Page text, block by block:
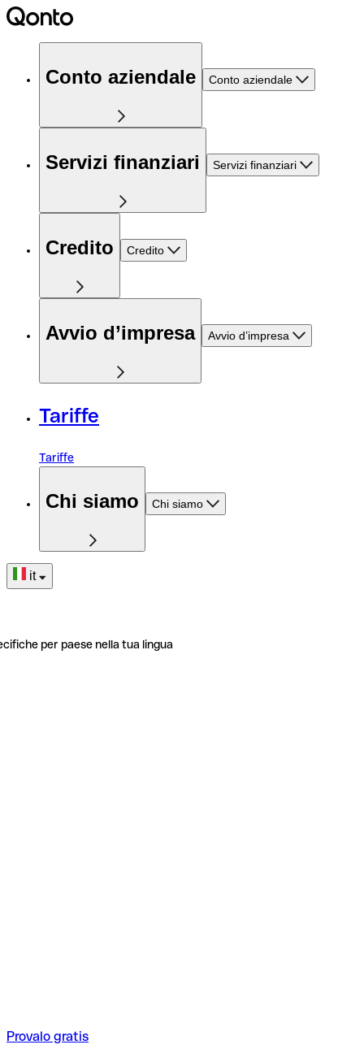
Conto aziendale Conto aziendale
Servizi finanziari Servizi finanziari
Credito Credito
Avvio d’impresa Avvio d’impresa
Tariffe
Tariffe
Chi siamo Chi siamo
it
per paese nella tua lingua
Provalo gratis